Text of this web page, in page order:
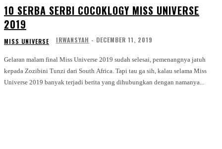
10 SERBA SERBI COCOKLOGY MISS UNIVERSE
2019
MISS UNIVERSE IRWANSYAH - DECEMBER 11, 2019
Gelaran malam final Miss Universe 2019 sudah selesai, pemenangnya jatuh
kepada Zozibini Tunzi dari South Africa. Tapi tau ga sih, kalau selama Miss
Universe 2019 banyak terjadi berita yang dihubungkan dengan namanya...